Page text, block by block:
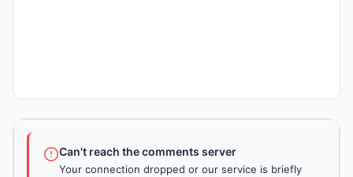
Can't reach the comments server
Your connection dropped or our service is briefly